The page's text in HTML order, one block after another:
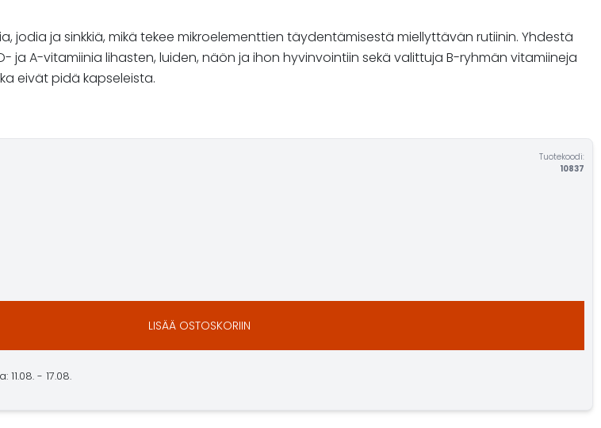
jodia ja sinkkiä, mikä tekee mikroelementtien täydentämisestä miellyttävän rutiinin. Yhdestä
A-vitamiinia lihasten, luiden, näön ja ihon hyvinvointiin sekä valittuja B-ryhmän vitamiineja
eivät pidä kapseleista.
Tuotekoodi:
10837
LISÄÄ OSTOSKORIIN
- 17.08.